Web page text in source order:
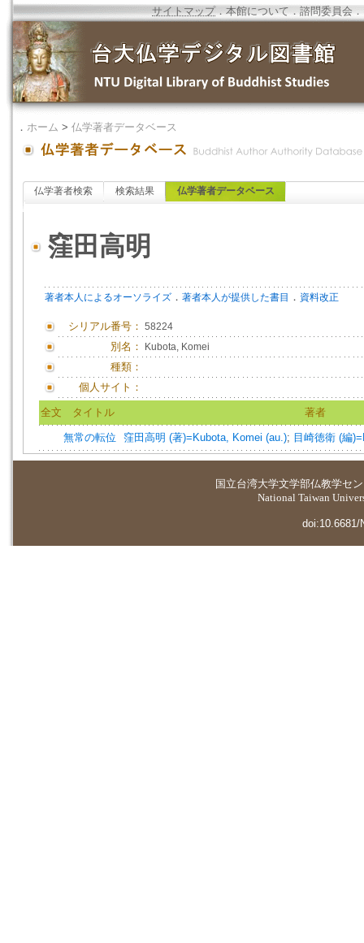
サイトマップ．本館について ．諮問委員会 ．
． ホーム > 仏学著者データベース
仏学著者検索 検索結果 仏学著者データベース
窪田高明
著者本人によるオーソライズ ． 著者本人が提供した書目 ． 資料改正
シリアル番号： 58224
別名： Kubota, Komei
種類：
個人サイト：
全文 タイトル 著者
無常の転位 窪田高明 (著)=Kubota, Komei (au.); 目崎徳衛 (編
国立台湾大学文学部仏教学セ
National Taiwan
doi:10.6681/